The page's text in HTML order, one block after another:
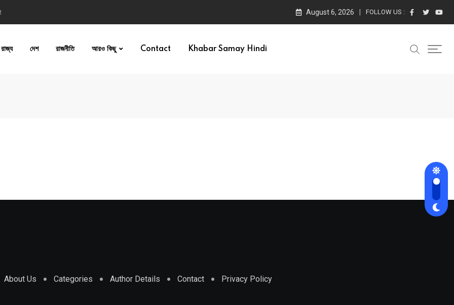
August 6, 2026 FOLLOW US :
রাজ্য দেশ রাজনীতি আরও কিছু Contact Khabar Samay Hindi
About Us Categories Author Details Contact Privacy Policy